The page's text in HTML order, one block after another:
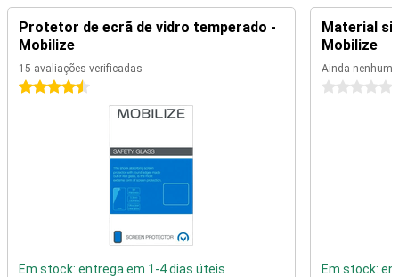
Protetor de ecrã de vidro temperado -
Mobilize
15 avaliações verificadas
4.5 estrelas
Em stock: entrega em 1-4 dias úteis
Material
Mobilize
Ainda
0 estrelas
Em stock: